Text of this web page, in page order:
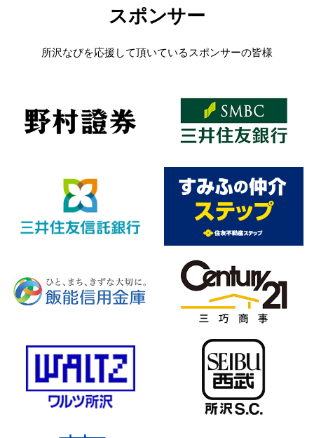
スポンサー
所沢なびを応援して頂いているスポンサーの皆様